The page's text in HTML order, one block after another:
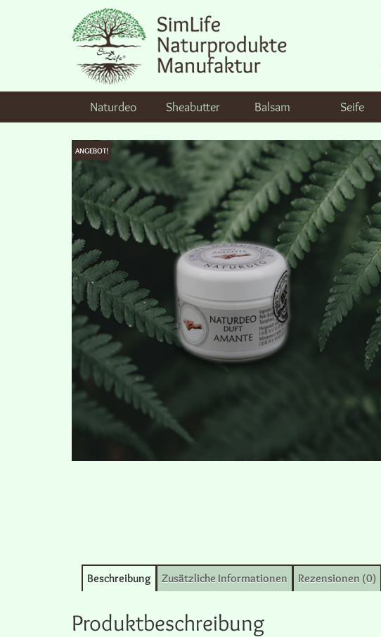
Naturdeo Sheabutter Balsam Seife
ANGEBOT!
Beschreibung Zusätzliche Informationen Rezensionen (0)
Produktbeschreibung